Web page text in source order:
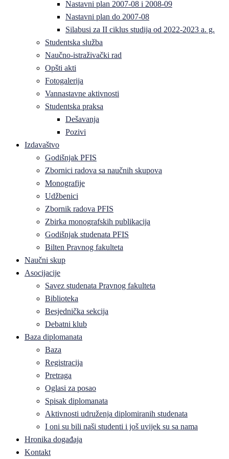
Nastavni plan 2007-08 i 2008-09
Nastavni plan do 2007-08
Silabusi za II ciklus studija od 2022-2023 a. g.
Studentska služba
Naučno-istraživački rad
Opšti akti
Fotogalerija
Vannastavne aktivnosti
Studentska praksa
Dešavanja
Pozivi
Izdavaštvo
Godišnjak PFIS
Zbornici radova sa naučnih skupova
Monografije
Udžbenici
Zbornik radova PFIS
Zbirka monografskih publikacija
Godišnjak studenata PFIS
Bilten Pravnog fakulteta
Naučni skup
Asocijacije
Savez studenata Pravnog fakulteta
Biblioteka
Besjednička sekcija
Debatni klub
Baza diplomanata
Baza
Registracija
Pretraga
Oglasi za posao
Spisak diplomanata
Aktivnosti udruženja diplomiranih studenata
I oni su bili naši studenti i još uvijek su sa nama
Hronika događaja
Kontakt